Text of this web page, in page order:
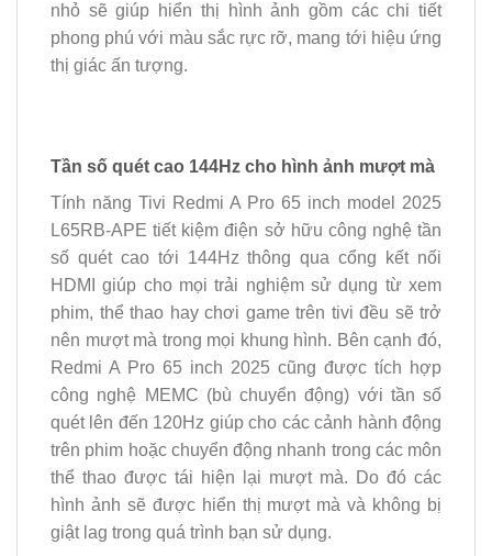
nhỏ sẽ giúp hiển thị hình ảnh gồm các chi tiết
phong phú với màu sắc rực rỡ, mang tới hiệu ứng
thị giác ấn tượng.
Tần số quét cao 144Hz cho hình ảnh mượt mà
Tính năng Tivi Redmi A Pro 65 inch model 2025
L65RB-APE tiết kiệm điện sở hữu công nghệ tần
số quét cao tới 144Hz thông qua cổng kết nối
HDMI giúp cho mọi trải nghiệm sử dụng từ xem
phim, thể thao hay chơi game trên tivi đều sẽ trở
nên mượt mà trong mọi khung hình. Bên cạnh đó,
Redmi A Pro 65 inch 2025 cũng được tích hợp
công nghệ MEMC (bù chuyển động) với tần số
quét lên đến 120Hz giúp cho các cảnh hành động
trên phim hoặc chuyển động nhanh trong các môn
thể thao được tái hiện lại mượt mà. Do đó các
hình ảnh sẽ được hiển thị mượt mà và không bị
giật lag trong quá trình bạn sử dụng.